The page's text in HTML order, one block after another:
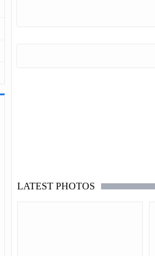
LATEST PHOTOS